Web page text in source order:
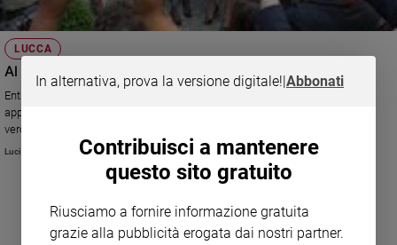
LUCCA
Al via il Festival del Volontariato 2015
Entrata nel vivo la kermesse di Lucca, che prevede una fitta serie di
appuntamenti. Anche quest'anno i quattro giorni del meeting saranno un
vero crocevia di tanti esponenti e associazioni del mondo solidale.
Luciano Scalettari
In alternativa, prova la versione digitale!|Abbonati
Contribuisci a mantenere
questo sito gratuito
Riusciamo a fornire informazione gratuita
grazie alla pubblicità erogata dai nostri partner.